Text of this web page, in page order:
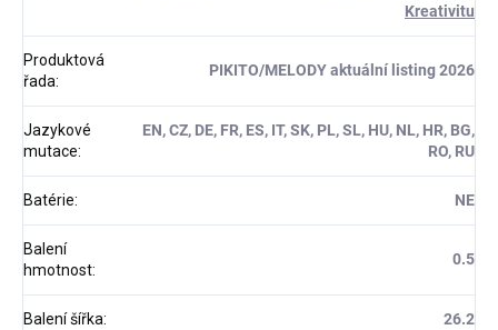
Kreativitu
Produktová
řada:
PIKITO/MELODY aktuální listing 2026
Jazykové
mutace:
EN, CZ, DE, FR, ES, IT, SK, PL, SL, HU, NL, HR, BG,
RO, RU
Batérie: NE
Balení
hmotnost:
0.5
Balení šířka: 26.2